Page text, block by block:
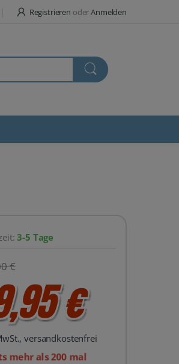
Registrieren oderAnmelden
3-5 Tage
€
€
versandkostenfrei
mehr als 200 mal